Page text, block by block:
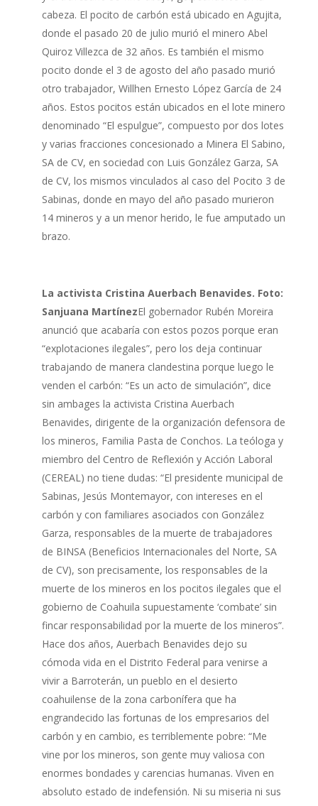
cabeza. El pocito de carbón está ubicado en Agujita,
donde el pasado 20 de julio murió el minero Abel
Quiroz Villezca de 32 años. Es también el mismo
pocito donde el 3 de agosto del año pasado murió
otro trabajador, Willhen Ernesto López García de 24
años. Estos pocitos están ubicados en el lote minero
denominado “El espulgue”, compuesto por dos lotes
y varias fracciones concesionado a Minera El Sabino,
SA de CV, en sociedad con Luis González Garza, SA
de CV, los mismos vinculados al caso del Pocito 3 de
Sabinas, donde en mayo del año pasado murieron
14 mineros y a un menor herido, le fue amputado un
brazo.
La activista Cristina Auerbach Benavides. Foto:
Sanjuana MartínezEl gobernador Rubén Moreira
anunció que acabaría con estos pozos porque eran
“explotaciones ilegales”, pero los deja continuar
trabajando de manera clandestina porque luego le
venden el carbón: “Es un acto de simulación”, dice
sin ambages la activista Cristina Auerbach
Benavides, dirigente de la organización defensora de
los mineros, Familia Pasta de Conchos. La teóloga y
miembro del Centro de Reflexión y Acción Laboral
(CEREAL) no tiene dudas: “El presidente municipal de
Sabinas, Jesús Montemayor, con intereses en el
carbón y con familiares asociados con González
Garza, responsables de la muerte de trabajadores
de BINSA (Beneficios Internacionales del Norte, SA
de CV), son precisamente, los responsables de la
muerte de los mineros en los pocitos ilegales que el
gobierno de Coahuila supuestamente ‘combate’ sin
fincar responsabilidad por la muerte de los mineros”.
Hace dos años, Auerbach Benavides dejo su
cómoda vida en el Distrito Federal para venirse a
vivir a Barroterán, un pueblo en el desierto
coahuilense de la zona carbonífera que ha
engrandecido las fortunas de los empresarios del
carbón y en cambio, es terriblemente pobre: “Me
vine por los mineros, son gente muy valiosa con
enormes bondades y carencias humanas. Viven en
absoluto estado de indefensión. Ni su miseria ni sus